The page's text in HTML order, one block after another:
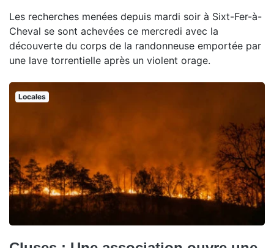
Les recherches menées depuis mardi soir à Sixt-Fer-à-
Cheval se sont achevées ce mercredi avec la
découverte du corps de la randonneuse emportée par
une lave torrentielle après un violent orage.
Locales